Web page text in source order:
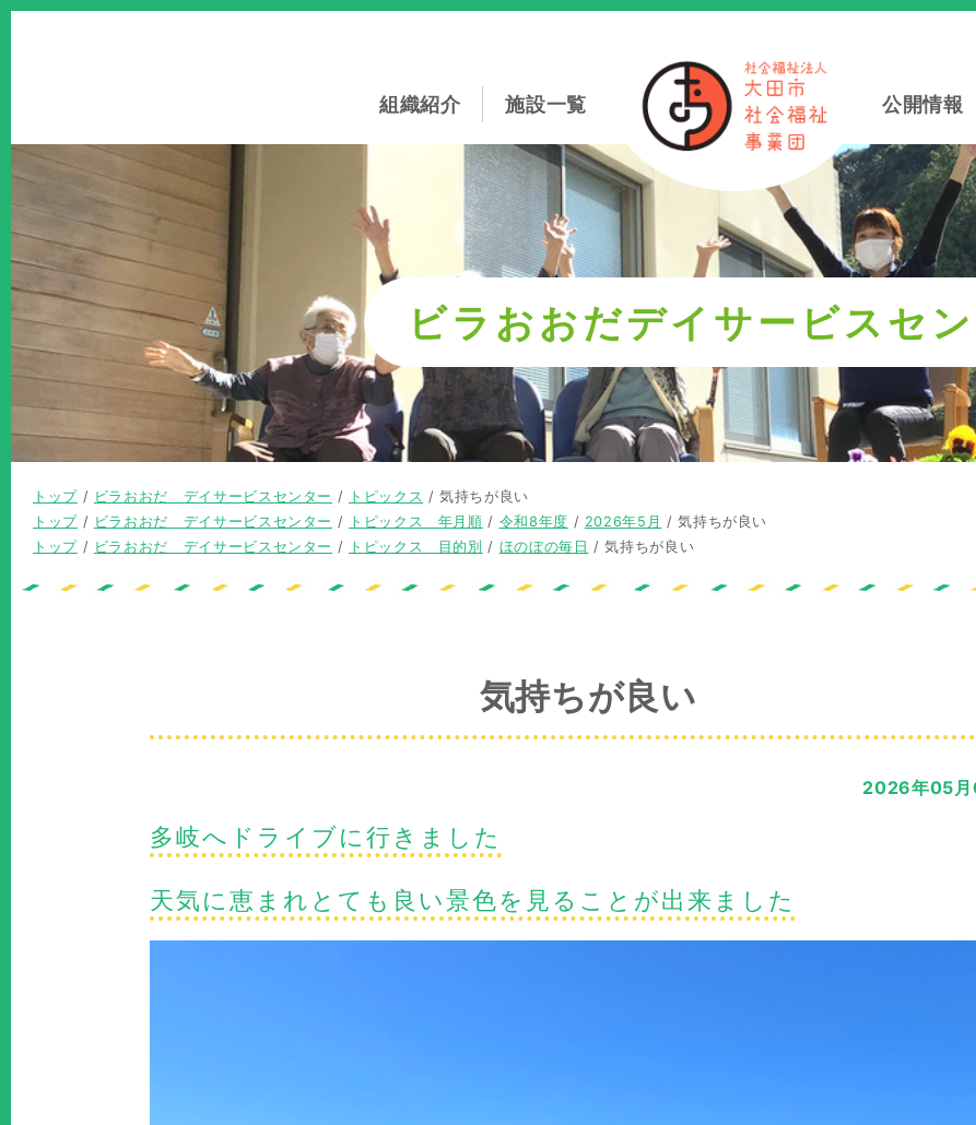
このページの本文へ
組織紹介 施設一覧 公開情報
ビラおおだデイサービスセ
現
在
の
置：
トップ/ ビラおおだ デイサービスセンター / トピックス /気持ちが良い
現
在
トップ/ ビラおおだ デイサービスセンター / トピックス 年月順 / 令和8年度 / 2026年5月 /気持ちが良い
現
トップ/ ビラおおだ デイサービスセンター / トピックス 目的別 / ほのぼの毎日 /気持ちが良い
気持ちが良い
2026年05月
多岐へドライブに行きました
天気に恵まれとても良い景色を見ることが出来ました